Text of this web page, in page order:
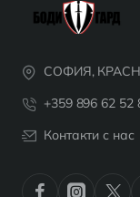
СОФИЯ,
+359 896 62 52
Контакти с нас